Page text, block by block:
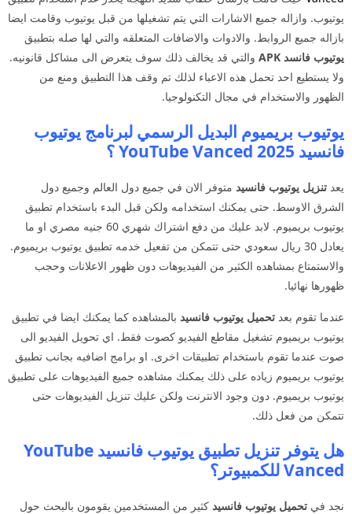
يوتيوب. وازاله جميع الاشارات التي يتم تشغيلها من قبل يوتيوب وقامت ايضا
بازاله جميع الروابط. والادوات والاضافات المتعلقه والتي لها صله بتطبيق
يوتيوب فانسد APK
والتي قد يخالف ذلك سوف يتعرض الى مشاكل قانونيه.
ولا يستطيع احد تحمل هذه الاعباء لذلك تم وقف هذا التطبيق ومنع من
الظهور والاستخدام في مجال التكنولوجيا.
يوتيوب بريميوم البديل الرسمي لبرنامج يوتيوب
فانسيد 2025 YouTube Vanced ؟
يعد تنزيل يوتيوب فانسيد متوفر الان في جميع دول العالم وجميع دول
الشرق الاوسط. حتى يمكنك استخدامه ولكن قبل البدء باستخدام تطبيق
يوتيوب بريميوم. لابد عليك من دفع اشتراك شهري 60 جنيه مصري او ما
يعادل 30 ريال سعودي حتى تتمكن من تفعيل خدمه تطبيق يوتيوب بريميوم.
والاستمتاع بمشاهده الكثير من الفيديوهات دون ظهور الاعلانات وحجب
ظهورها نهائيا.
عندما تقوم بعد تحميل يوتيوب فانسيد بالمشاهده كما يمكنك ايضا في تطبيق
يوتيوب بريميوم تشغيل مقاطع الفيديو كصوت فقط. اي تحويل الفيديو الى
صوت عندما تقوم باستخدام تطبيقات اخرى. او برامج اضافيه بجانب تطبيق
يوتيوب بريميوم زياده على ذلك يمكنك مشاهده جميع الفيديوهات على تطبيق
يوتيوب بريميوم. دون وجود الانترنت ولكن عليك تنزيل الفيديوهات حتى
تتمكن من فعل ذلك.
هل يتوفر تنزيل تطبيق يوتيوب فانسيد YouTube
Vanced للكمبيوتر؟
نجد في تحميل يوتيوب فانسيد كثير من المستخدمين يقومون بالبحث حول